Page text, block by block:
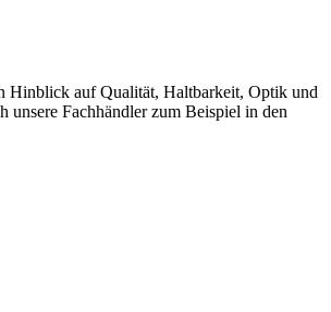
Hinblick auf Qualität, Haltbarkeit, Optik und
unsere Fachhändler zum Beispiel in den